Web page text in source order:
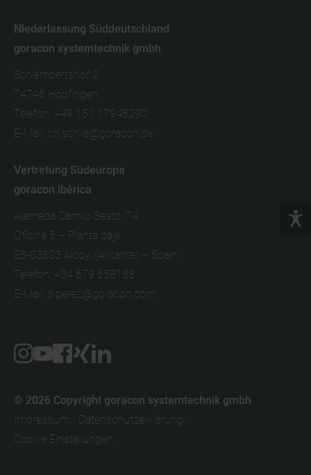
Niederlassung Süddeutschland
goracon systemtechnik gmbh
Schlempertshof 2
74746 Höpfingen
Telefon: +49 151 17948290
E-Mail: ch.schlie@goracon.de
Vertretung Südeuropa
goracon ibérica
Alameda Camilo Sesto, 74
Oficina 5 – Planta baja
ES-03803 Alcoy, (Alicante) – Spain
Telefon: +34 679 658188
E-Mail: s.perez@goracon.com
© 2026 Copyright goracon systemtechnik gmbh
Impressum
Datenschutzerklärung
Cookie Einstellungen